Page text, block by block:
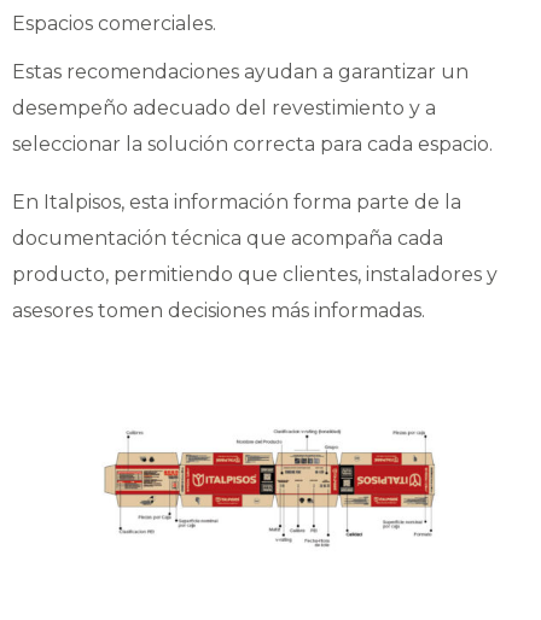
Espacios comerciales.
Estas recomendaciones ayudan a garantizar un
desempeño adecuado del revestimiento y a
seleccionar la solución correcta para cada espacio.
En Italpisos, esta información forma parte de la
documentación técnica que acompaña cada
producto, permitiendo que clientes, instaladores y
asesores tomen decisiones más informadas.